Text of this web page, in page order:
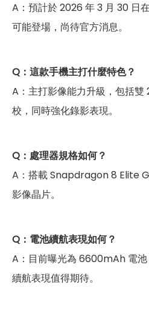
A：預計於 2026 年 3 月 30 日
可能登場，尚待官方消息。
Q：這款手機主打什麼特色？
A：主打影像能力升級，包括雙
校，同時強化錄影表現。
Q：處理器規格如何？
A：搭載 Snapdragon 8 Elite
影像晶片。
Q：電池續航表現如何？
A：目前曝光為 6600mAh 電池
續航表現值得期待。